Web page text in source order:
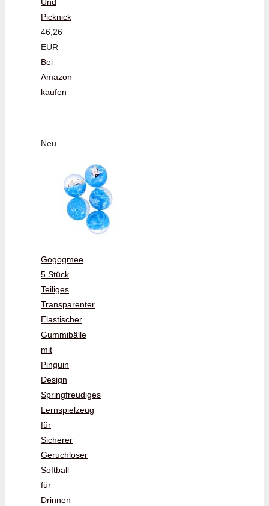
Und
Picknick
46,26
EUR
Bei
Amazon
kaufen
Neu
Gogogmee
5 Stück
Teiliges
Transparenter
Elastischer
Gummibälle
mit
Pinguin
Design
Springfreudiges
Lernspielzeug
für
Sicherer
Geruchloser
Softball
für
Drinnen